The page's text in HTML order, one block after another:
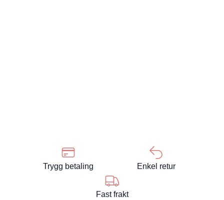
Trygg betaling Enkel retur
Fast frakt